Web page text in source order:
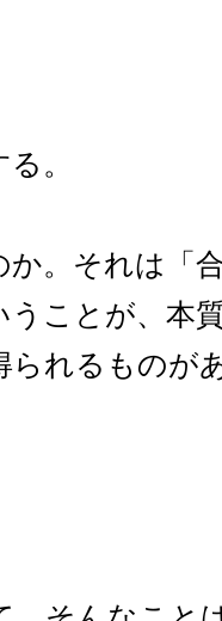
。
。それは「
ことが、本
られるものが